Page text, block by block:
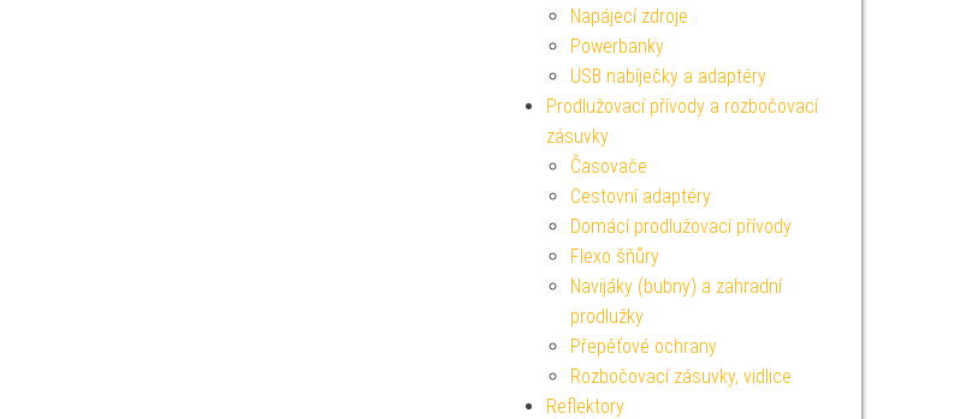
Napájecí zdroje
Powerbanky
USB nabíječky a adaptéry
Prodlužovací přívody a rozbočovací
zásuvky
Časovače
Cestovní adaptéry
Domácí prodlužovací přívody
Flexo šňůry
Navijáky (bubny) a zahradní
prodlužky
Přepěťové ochrany
Rozbočovací zásuvky, vidlice
Reflektory